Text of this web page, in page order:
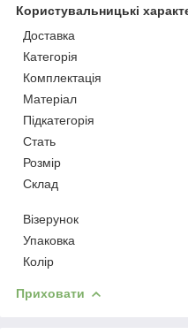
Користувальницькі
Доставка
Категорія
Комплектація
Матеріал
Підкатегорія
Стать
Розмір
Склад
Візерунок
Упаковка
Колір
Приховати